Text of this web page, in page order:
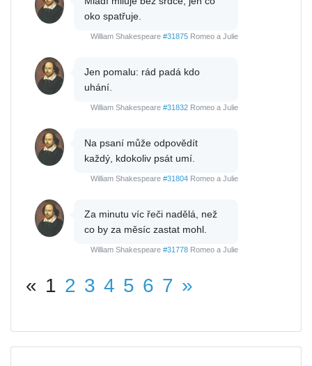
oko spatřuje.
William Shakespeare #31875 Romeo a Julie
Jen pomalu: rád padá kdo
uhání.
William Shakespeare #31832 Romeo a Julie
Na psaní může odpovědít
každý, kdokoliv psát umí.
William Shakespeare #31804 Romeo a Julie
Za minutu víc řeči nadělá, než
co by za měsíc zastat mohl.
William Shakespeare #31778 Romeo a Julie
« 1 2 3 4 5 6 7 »